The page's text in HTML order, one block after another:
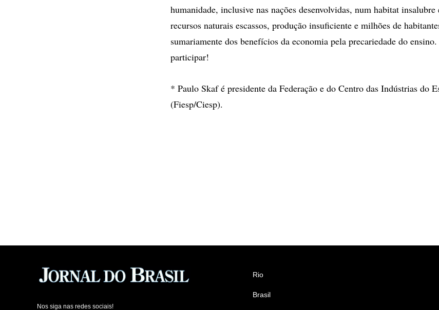
humanidade, inclusive nas nações desenvolvidas, num habitat
recursos naturais escassos, produção insuficiente e milhões de
sumariamente dos benefícios da economia pela precariedade do
participar!
* Paulo Skaf é presidente da Federação e do Centro das Indústrias do
(Fiesp/Ciesp).
Nos siga nas redes sociais!
Rio
Brasil